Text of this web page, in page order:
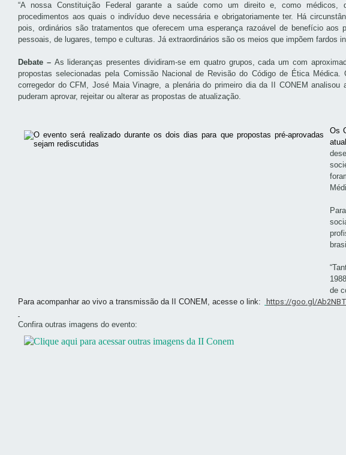
“A nossa Constituição Federal garante a saúde como um direito e, como médicos,
procedimentos aos quais o indivíduo deve necessária e obrigatoriamente ter. Há
pois, ordinários são tratamentos que oferecem uma esperança razoável de benefício aos
pessoais, de lugares, tempo e culturas. Já extraordinários são os meios que impõem fardos
Debate –As lideranças presentes dividiram-se em quatro grupos, cada um com
propostas selecionadas pela Comissão Nacional de Revisão do Código de Ética Médica.
corregedor do CFM, José Maia Vinagre, a plenária do primeiro dia da II CONEM analisou
puderam aprovar, rejeitar ou alterar as propostas de atualização.
Os
de
Para acompanhar ao vivo a transmissão da II CONEM, acesse o link:
https://goo.gl/Ab2NBT
Confira outras imagens do evento: